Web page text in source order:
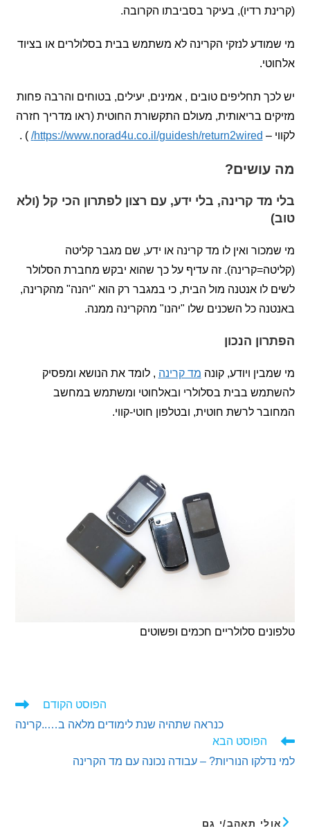
רדיו), בעיקר בסביבתו הקרובה.
לנזקי הקרינה לא משתמש בבית בסלולרים או בציוד
תחליפים טובים , אמינים, יעילים, בטוחים והרבה פחות
בריאותית, מעולם התקשורת החוטית (ראו מדריך חזרה
https://www.norad4u.co.il/guidesh/return2wired/
) .
קרינה, בלי ידע, עם רצון לפתרון הכי קל (ולא
ואין לו מד קרינה או ידע, שם מגבר קליטה
זה עדיף על כך שהוא יבקש מחברת הסלולר
לו אנטנה מול הבית, כי במגבר רק הוא "יהנה" מהקרינה,
כל השכנים שלו "יהנו" מהקרינה ממנה.
הנכון
ויודע, קונהמד קרינה, לומד את הנושא ומפסיק
בבית בסלולרי ובאלחוטי ומשתמש במחשב
לרשת חוטית, ובטלפון חוטי-קווי.
סלולריים חכמים ופשוטים
הפוסט הקודם
כנראה שתהיה שנת לימודים מלאה ב…..קרינה
הפוסט הבא
הנוריות? – עבודה נכונה עם מד הקרינה
תאהב/י גם